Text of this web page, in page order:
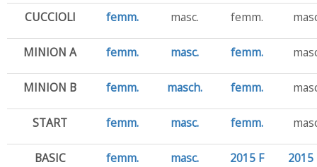
CUCCIOLI femm. masc. femm.
MINION A femm. masc. femm.
MINION B femm. masch. femm.
START femm. masc. femm.
BASIC femm. masc.
2015 F
2015